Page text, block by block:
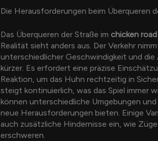
Die Herausforderungen beim Überqueren
Das Überqueren der Straße im chicken
Realität sieht anders aus. Der Verkehr
unterschiedlicher Geschwindigkeit und
kürzer. Es erfordert eine präzise
Reaktion, um das Huhn rechtzeitig in
steigt kontinuierlich, was das Spiel immer
können unterschiedliche Umgebungen
neue Herausforderungen bieten. Einige
auch zusätzliche Hindernisse ein, wie
erschweren.